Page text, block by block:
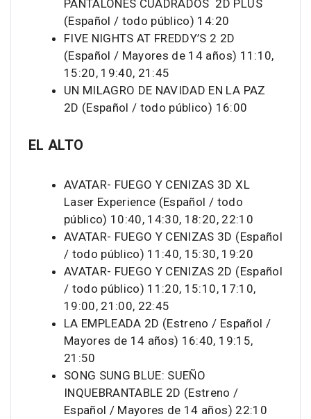
PANTALONES CUADRADOS 2D PLUS
(Español / todo público) 14:20
FIVE NIGHTS AT FREDDY’S 2 2D
(Español / Mayores de 14 años) 11:10,
15:20, 19:40, 21:45
UN MILAGRO DE NAVIDAD EN LA PAZ
2D (Español / todo público) 16:00
EL ALTO
AVATAR- FUEGO Y CENIZAS 3D XL
Laser Experience (Español / todo
público) 10:40, 14:30, 18:20, 22:10
AVATAR- FUEGO Y CENIZAS 3D (Español
/ todo público) 11:40, 15:30, 19:20
AVATAR- FUEGO Y CENIZAS 2D (Español
/ todo público) 11:20, 15:10, 17:10,
19:00, 21:00, 22:45
LA EMPLEADA 2D (Estreno / Español /
Mayores de 14 años) 16:40, 19:15,
21:50
SONG SUNG BLUE: SUEÑO
INQUEBRANTABLE 2D (Estreno /
Español / Mayores de 14 años) 22:10